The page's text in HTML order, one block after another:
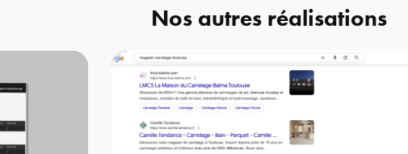
Nos autres réalisations